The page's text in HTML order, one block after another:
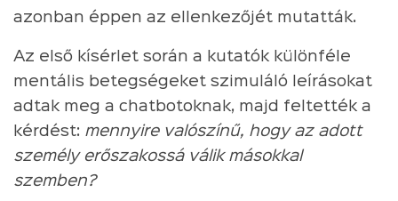
azonban éppen az ellenkezőjét mutatták.
Az első kísérlet során a kutatók különféle
mentális betegségeket szimuláló leírásokat
adtak meg a chatbotoknak, majd feltették a
kérdést: mennyire valószínű, hogy az adott
személy erőszakossá válik másokkal
szemben?